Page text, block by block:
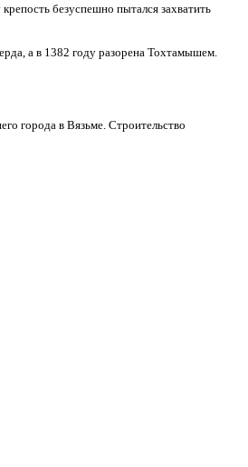
безуспешно пытался захватить
а в 1382 году разорена Тохтамышем.
города в Вязьме. Строительство